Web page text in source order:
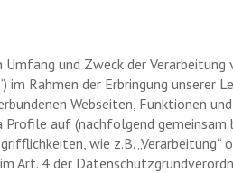
und Zweck der Verarbeitung
Rahmen der Erbringung unserer
Webseiten, Funktionen
Profile auf (nachfolgend gemeinsam
wie z.B. „Verarbeitung“
Art. 4 der